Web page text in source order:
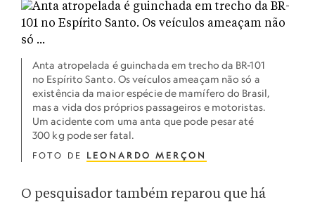
Anta atropelada é guinchada em trecho da BR-101
no Espírito Santo. Os veículos ameaçam não só a
existência da maior espécie de mamífero do Brasil,
mas a vida dos próprios passageiros e motoristas.
Um acidente com uma anta que pode pesar até
300 kg pode ser fatal.
FOTO DE LEONARDO MERÇON
O pesquisador também reparou que há